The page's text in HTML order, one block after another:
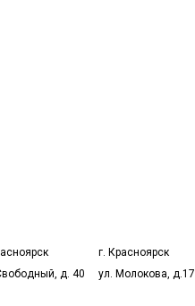
д. 40
г. Красноярск
ул. Молокова, д.17